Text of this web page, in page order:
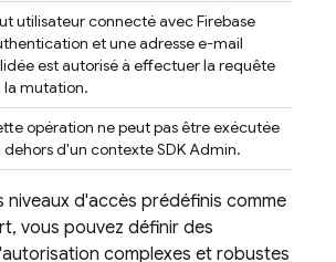
utilisateur connecté avecFirebase
et une adresse e-mail
est autorisé à effectuer la requête
la mutation.
opération ne peut pas être exécutée
dehors d'un contexte SDK Admin.
niveaux d'accès prédéfinis comme
vous pouvez définir des
complexes et robustes